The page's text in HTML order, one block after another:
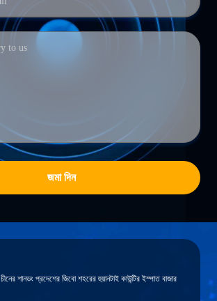
জমা দিন
চীনের শানডং প্রদেশের জিবো শহরের হুয়ানটাই কাউন্টির ইস্পাত বাজার